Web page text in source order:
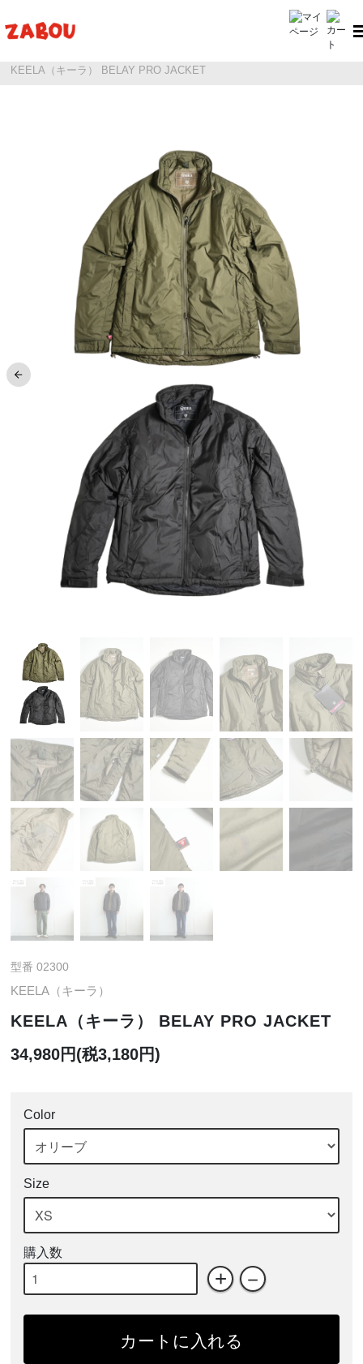
KEELA（キーラ） BELAY PRO JACKET
型番 02300
KEELA（キーラ）
KEELA（キーラ） BELAY PRO JACKET
34,980円(税3,180円)
Color
Size
購入数
+ －
カートに入れる